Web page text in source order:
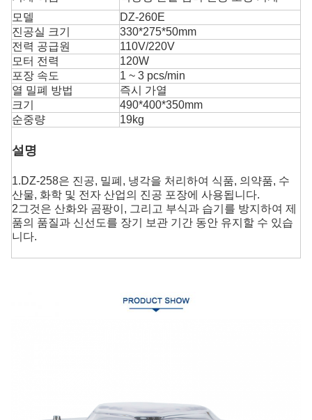
모델
DZ-260E
진공실 크기
330*275*50mm
전력 공급원
110V/220V
모터 전력
120W
포장 속도
1 ~ 3 pcs/min
열 밀폐 방법
즉시 가열
크기
490*400*350mm
순중량
19kg
설명
1.DZ-258은 진공, 밀폐, 냉각을 처리하여 식품, 의약품, 수
산물, 화학 및 전자 산업의 진공 포장에 사용됩니다.
2그것은 산화와 곰팡이, 그리고 부식과 습기를 방지하여 제
품의 품질과 신선도를 장기 보관 기간 동안 유지할 수 있습
니다.